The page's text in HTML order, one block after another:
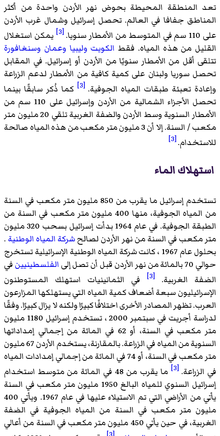
تعد المنطقة المحيطة بحوض نهر الأردن واحدة من أكثر
المناطق جفافا في العالم. تحصل إسرائيل وشمال غرب الأردن
على 110 سم في المتوسط من الأمطار سنويا.
[3]
يمكن استغلال
القليل من هذه المياه. فقط الكويت وليبيا وعمان وسنغافورة
تتلقى أقل من الأمطار سنويًا من الأردن أو إسرائيل. في المقابل
تحصل سوريا ولبنان على كمية كافية من الأمطار لدعم الزراعة
وإعادة تعبئة طبقات المياه الجوفية.[3]
كما ذُكر سابقًا بينما
تحصل الأجزاء الشمالية من الأردن وإسرائيل على 110 سم من
الأمطار السنوية وسط الأردن والضفة الغربية تلقي 20 مليون متر
مكعب / السنة. إلا أن 3 مليون متر مكعب من هذه المياه صالحة
للاستخدام.[3]
استهلاك الماء
تستخدم إسرائيل ما يقرب من 850 مليون متر مكعب في السنة
من المياه الجوفية، منها 400 مليون متر مكعب في السنة من
الطبقة الجوفية. في عام 1964 بدأت إسرائيل بسحب 320 مليون
متر مكعب في السنة من نهر الأردن لصالحشركة المياه الوطنية .
بحلول عام 1967 ، كانت شركة المياه الوطنية الإسرائيلية تستخرج
حوالي 70 بالمائة من نهر الأردن قبل أن تصل إلى
الفلسطينيينفي
الضفة الغربية.
[3]
في الثمانينيات استهلك المستوطنون
الإسرائيليون سبعة أضعاف كمية المياه التي يستهلكها المزارعون
العرب. تظهر المصادر الأخرى اختلافًا كبيرًا ولكنه لا يزال كبيرًا. وفقًا
لدراسة أجريت في سبتمبر 2000 ، تستخدم إسرائيل 1180 مليون
متر مكعب في السنة، أو 62 في المائة من إجمالي إمداداتها
السنوية من المياه في الزراعة. بالمقارنة، يستخدم الأردن 67 مليون
متر مكعب في السنة، أو 74 في المائة من إجمالي إمدادات المياه
في الزراعة.[3]
ما يقرب من 48 في المائة من متوسط استخدام
إسرائيل السنوي للمياه البالغ 1950 مليون متر مكعب في السنة
يأتي من الأراضي التي تم الاستيلاء عليها في عام 1967. ويأتي 400
مليون متر مكعب في السنة من المياه الجوفية في الضفة
الغربية، في حين يأتي 450 مليون متر مكعب في السنة من أعالي